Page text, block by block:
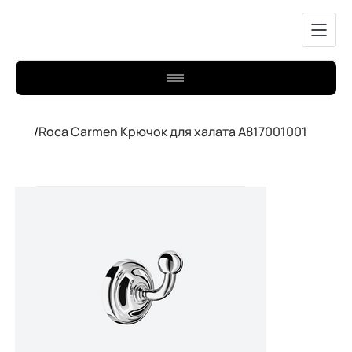
/Roca Carmen Крючок для халата A817001001